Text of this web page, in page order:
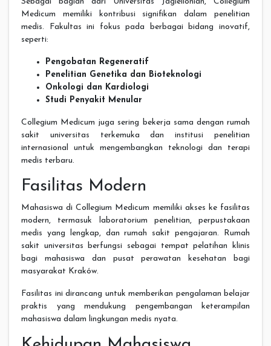
Medicum memiliki kontribusi signifikan dalam penelitian
medis. Fakultas ini fokus pada berbagai bidang inovatif,
seperti:
Pengobatan Regeneratif
Penelitian Genetika dan Bioteknologi
Onkologi dan Kardiologi
Studi Penyakit Menular
Collegium Medicum juga sering bekerja sama dengan rumah
sakit universitas terkemuka dan institusi penelitian
internasional untuk mengembangkan teknologi dan terapi
medis terbaru.
Fasilitas Modern
Mahasiswa di Collegium Medicum memiliki akses ke fasilitas
modern, termasuk laboratorium penelitian, perpustakaan
medis yang lengkap, dan rumah sakit pengajaran. Rumah
sakit universitas berfungsi sebagai tempat pelatihan klinis
bagi mahasiswa dan pusat perawatan kesehatan bagi
masyarakat Kraków.
Fasilitas ini dirancang untuk memberikan pengalaman belajar
praktis yang mendukung pengembangan keterampilan
mahasiswa dalam lingkungan medis nyata.